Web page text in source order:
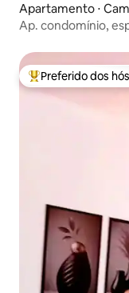
Apartamento ⋅
Ap. condomínio,
Entre os melhores
Preferido dos